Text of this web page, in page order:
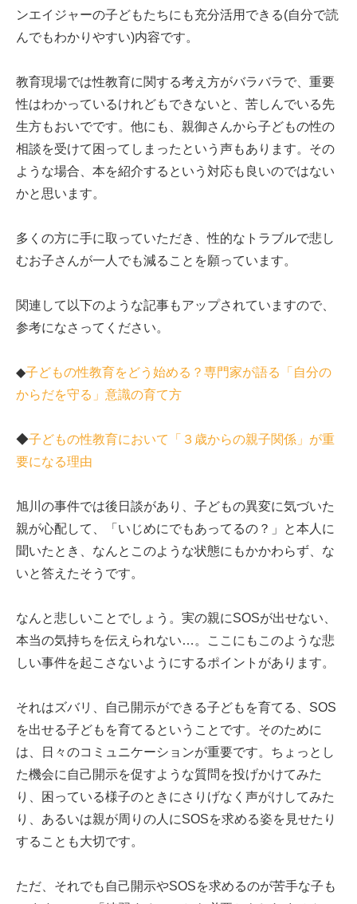
ンエイジャーの子どもたちにも充分活用できる(自分で読
んでもわかりやすい)内容です。
教育現場では性教育に関する考え方がバラバラで、重要
性はわかっているけれどもできないと、苦しんでいる先
生方もおいでです。他にも、親御さんから子どもの性の
相談を受けて困ってしまったという声もあります。その
ような場合、本を紹介するという対応も良いのではない
かと思います。
多くの方に手に取っていただき、性的なトラブルで悲し
むお子さんが一人でも減ることを願っています。
関連して以下のような記事もアップされていますので、
参考になさってください。
◆子どもの性教育をどう始める？専門家が語る「自分の
からだを守る」意識の育て方
◆子どもの性教育において「３歳からの親子関係」が重
要になる理由
旭川の事件では後日談があり、子どもの異変に気づいた
親が心配して、「いじめにでもあってるの？」と本人に
聞いたとき、なんとこのような状態にもかかわらず、な
いと答えたそうです。
なんと悲しいことでしょう。実の親にSOSが出せない、
本当の気持ちを伝えられない…。ここにもこのような悲
しい事件を起こさないようにするポイントがあります。
それはズバリ、自己開示ができる子どもを育てる、SOS
を出せる子どもを育てるということです。そのために
は、日々のコミュニケーションが重要です。ちょっとし
た機会に自己開示を促すような質問を投げかけてみた
り、困っている様子のときにさりげなく声がけしてみた
り、あるいは親が周りの人にSOSを求める姿を見せたり
することも大切です。
ただ、それでも自己開示やSOSを求めるのが苦手な子も